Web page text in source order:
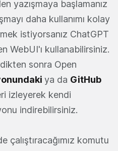
yazışmaya başlamanız
daha kullanımı kolay
istiyorsanız ChatGPT
WebUI'ı kullanabilirsiniz.
sonra Open
ya da GitHub
izleyerek kendi
indirebilirsiniz.
çalıştıracağımız komutu